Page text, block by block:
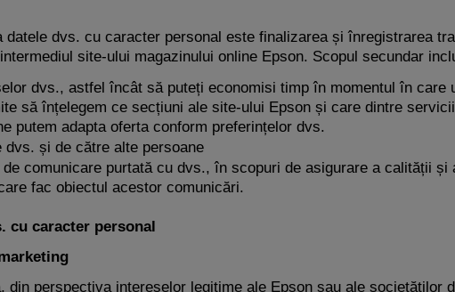
dvs. cu caracter personal este finalizarea și înregistrarea
site-ului magazinului online Epson. Scopul secundar
dvs., astfel încât să puteți economisi timp în momentul în care
să înțelegem ce secțiuni ale site-ului Epson și care dintre
putem adapta oferta conform preferințelor dvs.
și de către alte persoane
comunicare purtată cu dvs., în scopuri de asigurare a calității și
fac obiectul acestor comunicări.
cu caracter personal
din perspectiva intereselor legitime ale Epson sau ale societăților